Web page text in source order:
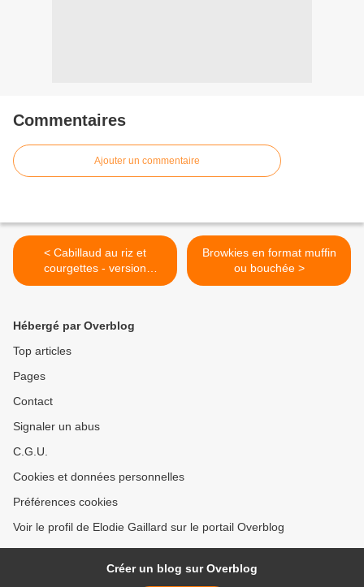
Commentaires
Ajouter un commentaire
< Cabillaud au riz et
courgettes - version
Cookeo
Browkies en format muffin
ou bouchée >
Hébergé par Overblog
Top articles
Pages
Contact
Signaler un abus
C.G.U.
Cookies et données personnelles
Préférences cookies
Voir le profil de Elodie Gaillard sur le portail Overblog
Créer un blog sur Overblog